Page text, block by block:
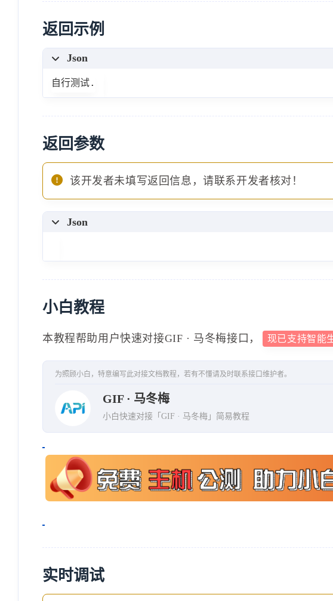
返回示例
Json
自行测试.
返回参数
该开发者未填写返回信息，请联系开发者核对！
Json
小白教程
本教程帮助用户快速对接GIF · 马冬梅接口， 现已支持智能
为照顾小白，特意编写此对接文档教程，若有不懂请及时联系接口维护者。
GIF · 马冬梅
小白快速对接「GIF · 马冬梅」简易教程
实时调试